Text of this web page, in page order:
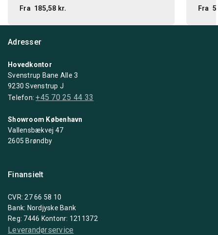
Fra 185,58 kr. Fra
Adresser
Hovedkontor
Svenstrup Bane Alle 3
9230 Svenstrup J
Telefon:+45 70 25 44 33
Showroom København
Vallensbækvej 47
2605 Brøndby
Finansielt
CVR: 27 66 58 10
Bank: Nordjyske Bank
Reg: 7446 Kontonr: 1211372
Leverandørservice